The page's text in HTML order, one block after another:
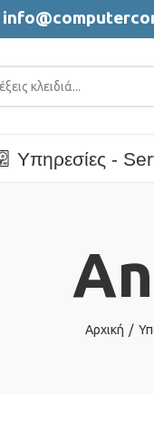
Υπηρεσίες -
Αρχική